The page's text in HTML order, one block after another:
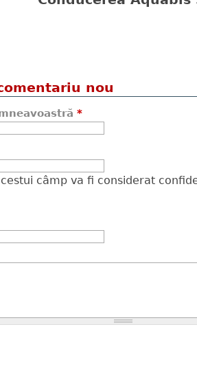
nou
*
câmp va fi considerat